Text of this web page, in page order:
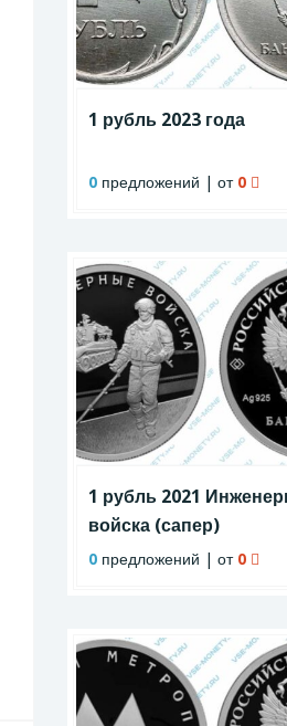
1 рубль 2023 года
0предложений | от 0
1 рубль 2021
войска (сапер)
0предложений | от 0